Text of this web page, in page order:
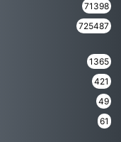
71398
725487
1365
421
49
61